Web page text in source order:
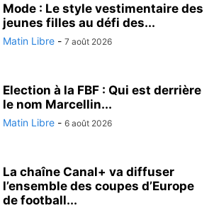
Mode : Le style vestimentaire des
jeunes filles au défi des...
Matin Libre - 7 août 2026
Election à la FBF : Qui est derrière
le nom Marcellin...
Matin Libre - 6 août 2026
La chaîne Canal+ va diffuser
l’ensemble des coupes d’Europe
de football...